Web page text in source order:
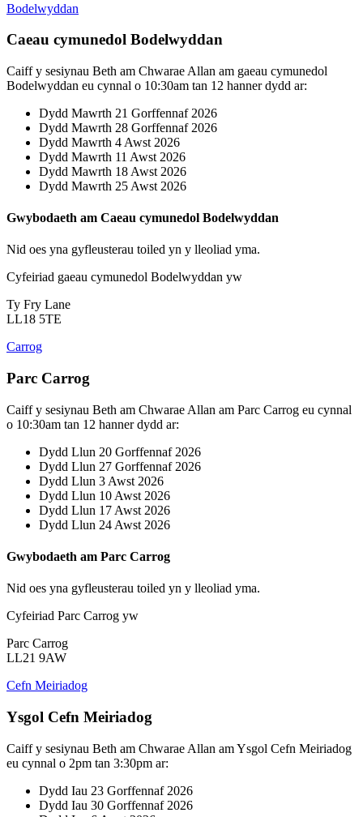
Bodelwyddan
Caeau cymunedol Bodelwyddan
Caiff y sesiynau Beth am Chwarae Allan am gaeau cymunedol
Bodelwyddan eu cynnal o 10:30am tan 12 hanner dydd ar:
Dydd Mawrth 21 Gorffennaf 2026
Dydd Mawrth 28 Gorffennaf 2026
Dydd Mawrth 4 Awst 2026
Dydd Mawrth 11 Awst 2026
Dydd Mawrth 18 Awst 2026
Dydd Mawrth 25 Awst 2026
Gwybodaeth am Caeau cymunedol Bodelwyddan
Nid oes yna gyfleusterau toiled yn y lleoliad yma.
Cyfeiriad gaeau cymunedol Bodelwyddan yw
Ty Fry Lane
LL18 5TE
Carrog
Parc Carrog
Caiff y sesiynau Beth am Chwarae Allan am Parc Carrog eu cynnal
o 10:30am tan 12 hanner dydd ar:
Dydd Llun 20 Gorffennaf 2026
Dydd Llun 27 Gorffennaf 2026
Dydd Llun 3 Awst 2026
Dydd Llun 10 Awst 2026
Dydd Llun 17 Awst 2026
Dydd Llun 24 Awst 2026
Gwybodaeth am Parc Carrog
Nid oes yna gyfleusterau toiled yn y lleoliad yma.
Cyfeiriad Parc Carrog yw
Parc Carrog
LL21 9AW
Cefn Meiriadog
Ysgol Cefn Meiriadog
Caiff y sesiynau Beth am Chwarae Allan am Ysgol Cefn Meiriadog
eu cynnal o 2pm tan 3:30pm ar:
Dydd Iau 23 Gorffennaf 2026
Dydd Iau 30 Gorffennaf 2026